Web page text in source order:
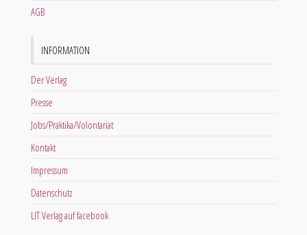
AGB
INFORMATION
Der Verlag
Presse
Jobs/Praktika/Volontariat
Kontakt
Impressum
Datenschutz
LIT Verlag auf facebook